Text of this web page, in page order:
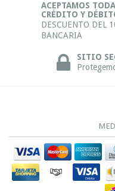
ACEPTAMOS
CRÉDITO Y
DESCUENTO DEL
BANCARIA
SITIO